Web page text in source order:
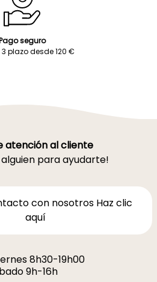
seguro
plazo desde 120 €
atención al cliente
alguien para ayudarte!
con nosotros Haz clic
aquí
8h30-19h00
9h-16h